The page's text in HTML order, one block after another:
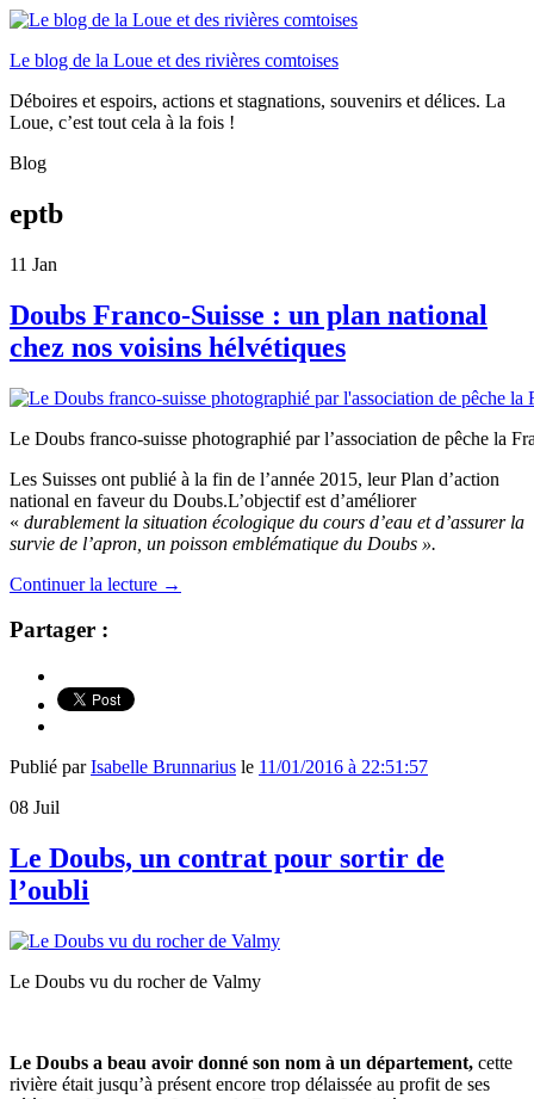
Le blog de la Loue et des rivières comtoises
Déboires et espoirs, actions et stagnations, souvenirs et délices. La
Loue, c’est tout cela à la fois !
Blog
eptb
11 Jan
Doubs Franco-Suisse : un plan national
chez nos voisins hélvétiques
Le Doubs franco-suisse photographié par l’association de pêche la
Les Suisses ont publié à la fin de l’année 2015, leur Plan d’action
national en faveur du Doubs.L’objectif est d’améliorer
« durablement la situation écologique du cours d’eau et d’assurer la
survie de l’apron, un poisson emblématique du Doubs ».
Continuer la lecture →
Partager :
Publié parIsabelle Brunnarius le 11/01/2016 à 22:51:57
08 Juil
Le Doubs, un contrat pour sortir de
l’oubli
Le Doubs vu du rocher de Valmy
Le Doubs a beau avoir donné son nom à un département, cette
rivière était jusqu’à présent encore trop délaissée au profit de ses